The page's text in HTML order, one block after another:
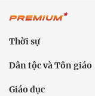
Thời sự
Dân tộc và Tôn giáo
Giáo dục